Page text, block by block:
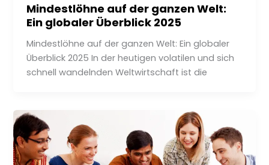
Mindestlöhne auf der ganzen Welt:
Ein globaler Überblick 2025
Mindestlöhne auf der ganzen Welt: Ein globaler
Überblick 2025 In der heutigen volatilen und sich
schnell wandelnden Weltwirtschaft ist die